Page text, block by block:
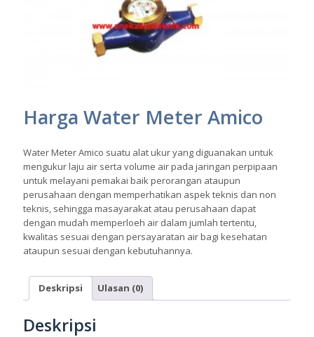
Harga Water Meter Amico
Water Meter Amico suatu alat ukur yang diguanakan untuk
mengukur laju air serta volume air pada jaringan perpipaan
untuk melayani pemakai baik perorangan ataupun
perusahaan dengan memperhatikan aspek teknis dan non
teknis, sehingga masayarakat atau perusahaan dapat
dengan mudah memperloeh air dalam jumlah tertentu,
kwalitas sesuai dengan persayaratan air bagi kesehatan
ataupun sesuai dengan kebutuhannya.
Deskripsi Ulasan (0)
Deskripsi